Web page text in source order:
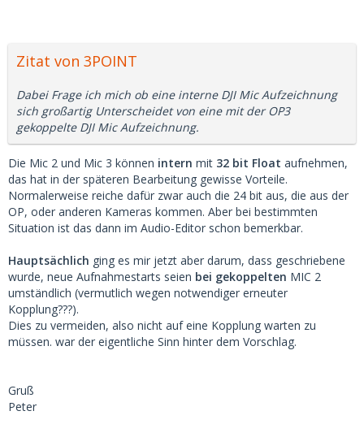
Zitat von 3POINT
Dabei Frage ich mich ob eine interne DJI Mic Aufzeichnung
sich großartig Unterscheidet von eine mit der OP3
gekoppelte DJI Mic Aufzeichnung.
Die Mic 2 und Mic 3 können intern mit 32 bit Float aufnehmen,
das hat in der späteren Bearbeitung gewisse Vorteile.
Normalerweise reiche dafür zwar auch die 24 bit aus, die aus der
OP, oder anderen Kameras kommen. Aber bei bestimmten
Situation ist das dann im Audio-Editor schon bemerkbar.
Hauptsächlich ging es mir jetzt aber darum, dass geschriebene
wurde, neue Aufnahmestarts seien bei gekoppelten MIC 2
umständlich (vermutlich wegen notwendiger erneuter
Kopplung???).
Dies zu vermeiden, also nicht auf eine Kopplung warten zu
müssen. war der eigentliche Sinn hinter dem Vorschlag.
Gruß
Peter